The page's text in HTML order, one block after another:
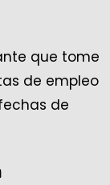
que tome
de empleo
de